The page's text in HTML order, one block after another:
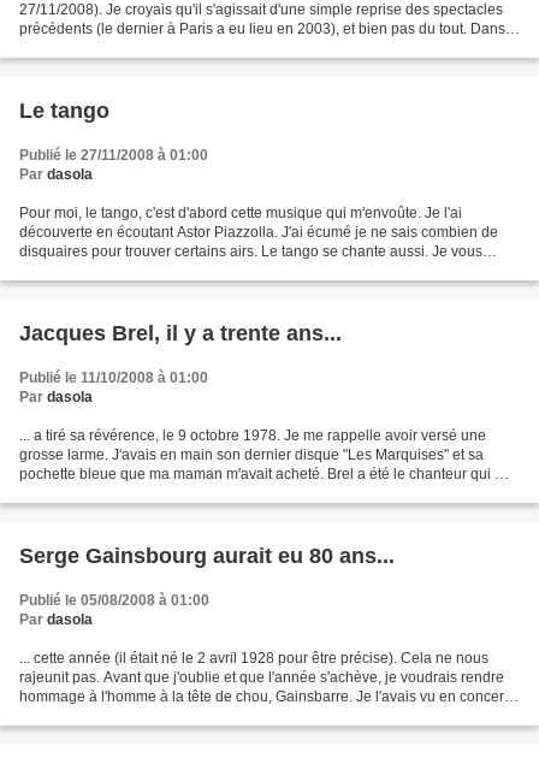
27/11/2008). Je croyais qu'il s'agissait d'une simple reprise des spectacles
précédents (le dernier à Paris a eu lieu en 2003), et bien pas du tout. Dans
Le tango
Publié le 27/11/2008 à 01:00
Par dasola
Pour moi, le tango, c'est d'abord cette musique qui m'envoûte. Je l'ai
découverte en écoutant Astor Piazzolla. J'ai écumé je ne sais combien de
disquaires pour trouver certains airs. Le tango se chante aussi. Je vous
Jacques Brel, il y a trente ans...
Publié le 11/10/2008 à 01:00
Par dasola
... a tiré sa révérence, le 9 octobre 1978. Je me rappelle avoir versé une
grosse larme. J'avais en main son dernier disque "Les Marquises" et sa
pochette bleue que ma maman m'avait acheté. Brel a été le chanteur qui m'a
Serge Gainsbourg aurait eu 80 ans...
Publié le 05/08/2008 à 01:00
Par dasola
... cette année (il était né le 2 avril 1928 pour être précise). Cela ne nous
rajeunit pas. Avant que j'oublie et que l'année s'achève, je voudrais rendre
hommage à l'homme à la tête de chou, Gainsbarre. Je l'avais vu en concert